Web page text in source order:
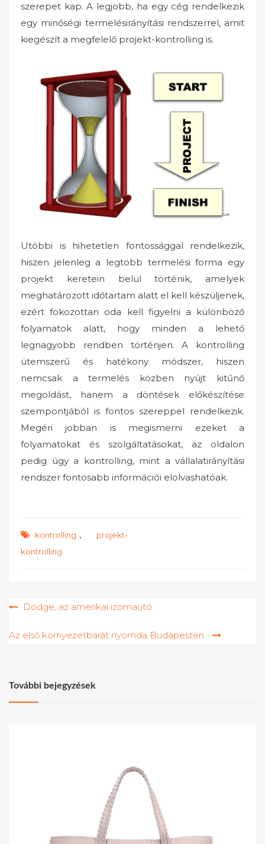
szerepet kap. A legjobb, ha egy cég rendelkezik
egy minőségi termelésirányítási rendszerrel, amit
kiegészít a megfelelő projekt-kontrolling is.
Utóbbi is hihetetlen fontossággal rendelkezik,
hiszen jelenleg a legtöbb termelési forma egy
projekt keretein belül történik, amelyek
meghatározott időtartam alatt el kell készüljenek,
ezért fokozottan oda kell figyelni a különböző
folyamatok alatt, hogy minden a lehető
legnagyobb rendben történjen. A kontrolling
ütemszerű és hatékony módszer, hiszen
nemcsak a termelés közben nyújt kitűnő
megoldást, hanem a döntések előkészítése
szempontjából is fontos szereppel rendelkezik.
Megéri jobban is megismerni ezeket a
folyamatokat és szolgáltatásokat, az oldalon
pedig úgy a kontrolling, mint a vállalatirányítási
rendszer fontosabb információi elolvashatóak.
kontrolling ,
projekt-
kontrolling
Bejegyzés
Dodge, az amerikai izomautó
Az első környezetbarát nyomda Budapesten
További bejegyzések